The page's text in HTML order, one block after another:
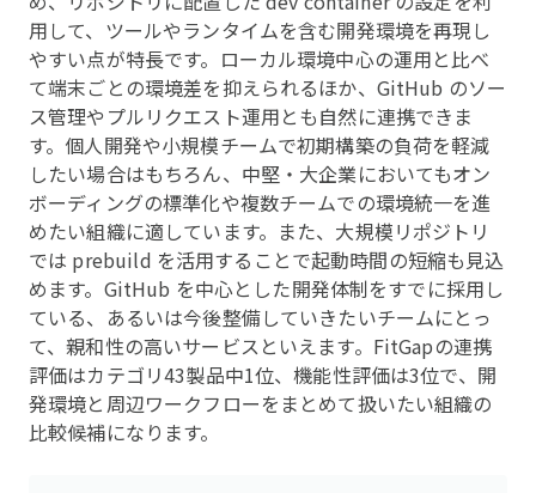
用して、ツールやランタイムを含む開発環境を再現し
やすい点が特長です。ローカル環境中心の運用と比べ
て端末ごとの環境差を抑えられるほか、GitHub のソー
ス管理やプルリクエスト運用とも自然に連携できま
す。個人開発や小規模チームで初期構築の負荷を軽減
したい場合はもちろん、中堅・大企業においてもオン
ボーディングの標準化や複数チームでの環境統一を進
めたい組織に適しています。また、大規模リポジトリ
では prebuild を活用することで起動時間の短縮も見込
めます。GitHub を中心とした開発体制をすでに採用し
ている、あるいは今後整備していきたいチームにとっ
て、親和性の高いサービスといえます。FitGapの連携
評価はカテゴリ43製品中1位、機能性評価は3位で、開
発環境と周辺ワークフローをまとめて扱いたい組織の
比較候補になります。